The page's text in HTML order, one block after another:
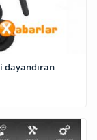
dayandıran